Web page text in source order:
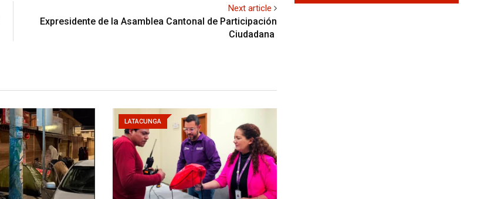
Next article
Expresidente de la Asamblea Cantonal de Participación
Ciudadana
LATACUNGA